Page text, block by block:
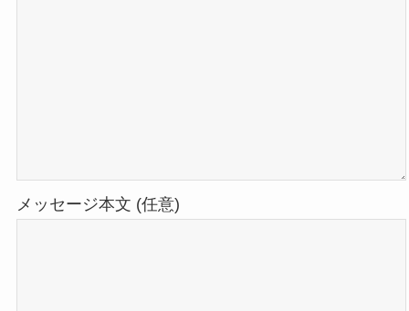
メッセージ本文 (任意)